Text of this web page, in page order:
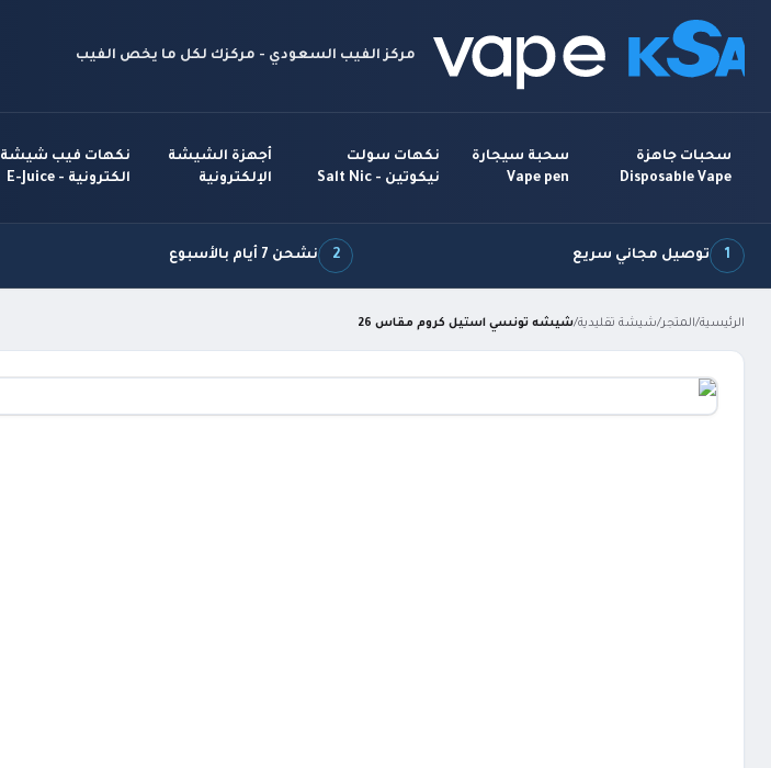
مركز الفيب السعودي - مركزك لكل ما يخص الفيب
سحبات جاهزة
Disposable Vape
سحبة سيجارة
Vape pen
نكهات سولت
نيكوتين - Salt Nic
أجهزة الشيشة
الإلكترونية
نكهات فيب شيشة
الكترونية - E-Juice
1 توصيل مجاني سريع 2 نشحن 7 أيام بالأسبوع
الرئيسية/المتجر/شيشة تقليدية/شيشه تونسي استيل كروم مقاس 26